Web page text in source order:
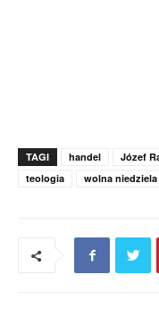
TAGI handel Józef
teologia
wolna niedziela